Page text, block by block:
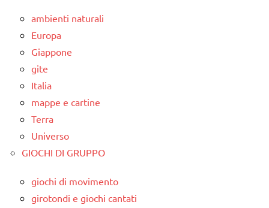
ambienti naturali
Europa
Giappone
gite
Italia
mappe e cartine
Terra
Universo
GIOCHI DI GRUPPO
giochi di movimento
girotondi e giochi cantati